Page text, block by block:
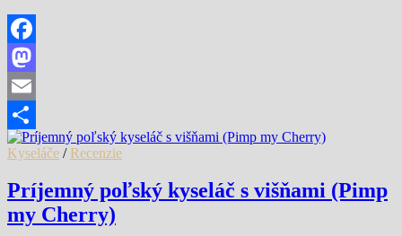
Facebook
Mastodon
Email
Share
Kyseláče / Recenzie
Príjemný poľský kyseláč s višňami (Pimp
my Cherry)